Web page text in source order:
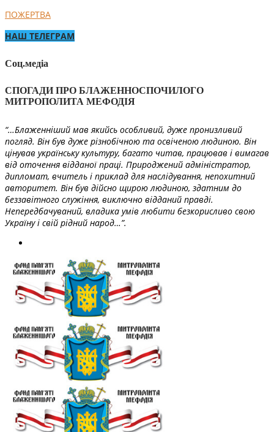
ПОЖЕРТВА
НАШ ТЕЛЕГРАМ
Соц.медіа
СПОГАДИ ПРО БЛАЖЕННОСПОЧИЛОГО
МИТРОПОЛИТА МЕФОДІЯ
“…Блаженніший мав якийсь особливий, дуже пронизливий
погляд. Він був дуже різнобічною та освіченою людиною. Він
цінував українську культуру, багато читав, працював і вимагав
від оточення відданої праці. Природжений адміністратор,
дипломат, вчитель і приклад для наслідування, непохитний
авторитет. Він був дійсно щирою людиною, здатним до
беззавітного служіння, виключно відданий правді.
Непередбачуваний, владика умів любити безкорисливо свою
Україну і свій рідний народ…”.